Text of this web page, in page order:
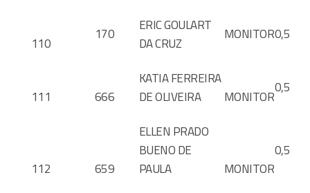
110
170
ERIC GOULART
DA CRUZ
MONITOR0,5
111 666
KATIA FERREIRA
DE OLIVEIRA
MONITOR
0,5
112 659
ELLEN PRADO
BUENO DE
PAULA
MONITOR
0,5